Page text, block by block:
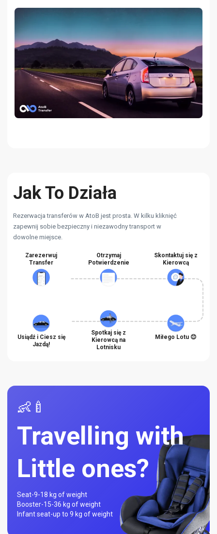
Jak To Działa
Rezerwacja transferów w AtoB jest prosta. W kilku kliknięć
zapewnij sobie bezpieczny i niezawodny transport w
dowolne miejsce.
Zarezerwuj
Transfer
Otrzymaj
Potwierdzenie
Skontaktuj się z
Kierowcą
Usiądź i Ciesz się
Jazdą!
Spotkaj się z
Kierowcą na
Lotnisku
Miłego Lotu 😊
👶🍼
Travelling with
Little ones?
Seat-9-18 kg of weight
Booster-15-36 kg of weight
Infant seat-up to 9 kg of weight